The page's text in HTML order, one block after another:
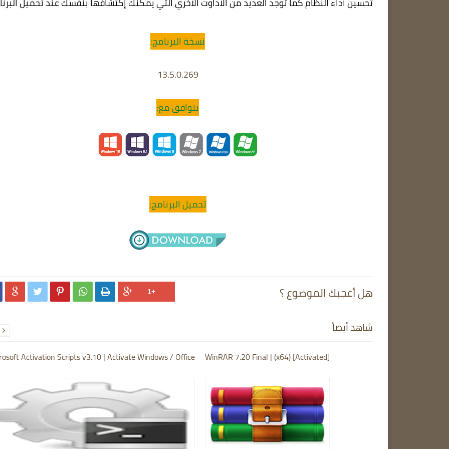
نسخة البرنامج:
13.5.0.269
يتوافق مع:
تحميل البرنامج:
هل أعجبك الموضوع ؟     
شاهد أيضاً
Activation Scripts v3.10 | Activate Windows / Office WinRAR 7.20 Final | (x64) [Activated]
